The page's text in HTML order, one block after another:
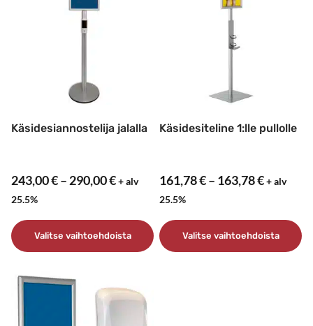
Käsidesiannostelija jalalla
243,00€– 290,00€Hintaluokka:
243,00 €
290,00 €
+ alv
25.5%
Valitse vaihtoehdoista
tuotteella
Käsidesiteline 1:lle pullolle
161,78€– 163,78€
163,78 €
+ alv
25.5%
Valitse vaihtoehdoista